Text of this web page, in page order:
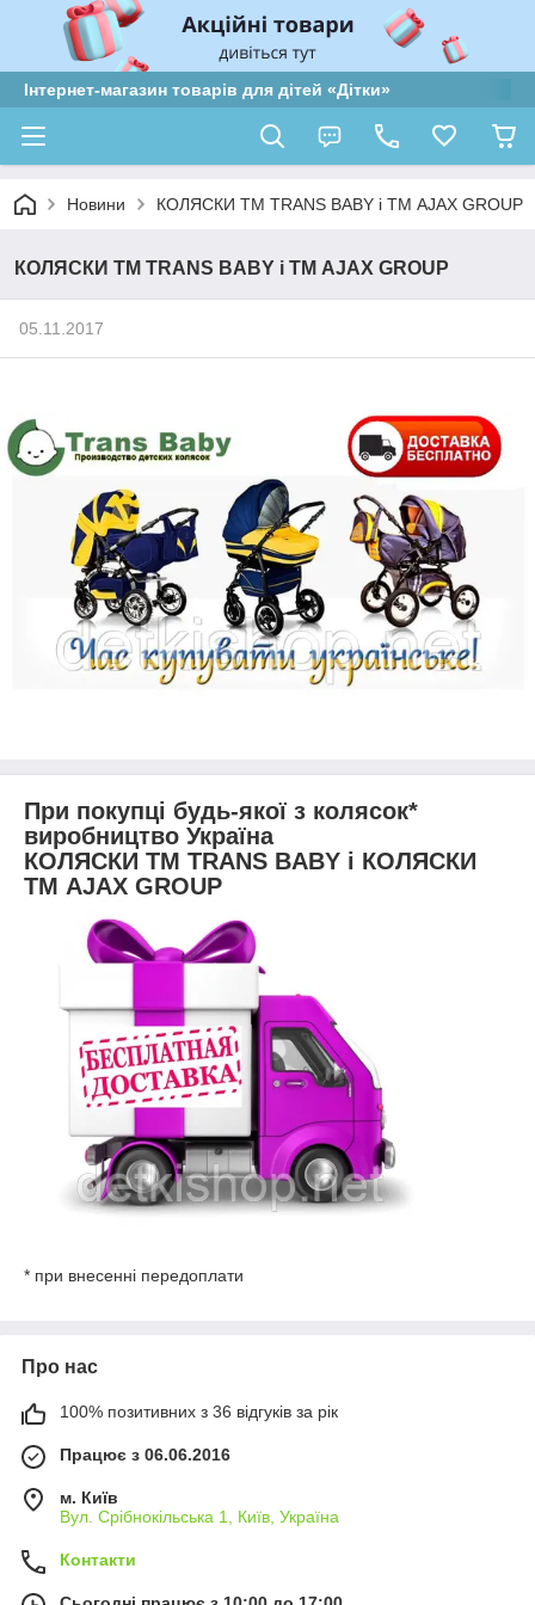
Інтернет-магазин товарів для дітей «Дітки»
Новини КОЛЯСКИ ТМ TRANS BABY і ТМ AJAX GROUP
КОЛЯСКИ ТМ TRANS BABY і ТМ AJAX GROUP
05.11.2017
При покупці будь-якої з колясок*
виробництво Україна
КОЛЯСКИ ТМ TRANS BABY і КОЛЯСКИ
ТМ AJAX GROUP
* при внесенні передоплати
Про нас
100% позитивних з 36 відгуків за рік
Працює з 06.06.2016
м. Київ
Вул. Срібнокільська 1, Київ, Україна
Контакти